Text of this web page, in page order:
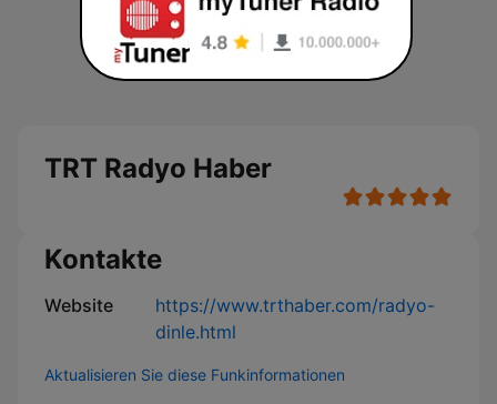
TRT Radyo Haber
Kontakte
Website
https://www.trthaber.com/radyo-
dinle.html
Aktualisieren Sie diese Funkinformationen